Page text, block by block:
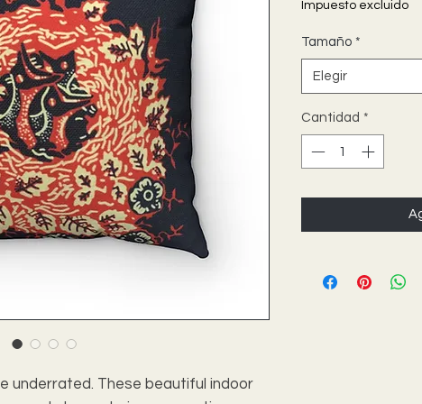
underrated. These beautiful indoor
Impuesto excluido
Tamaño *
Elegir
Cantidad *